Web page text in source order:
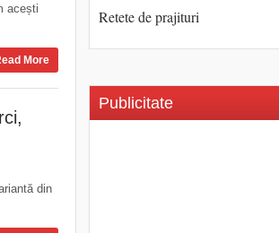
acești
More
din
Retete de prajituri
Publicitate